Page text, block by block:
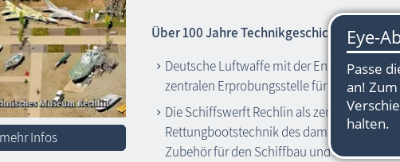
mehr Infos
Über 100 Jahre Technikgeschichte Rechlins
Deutsche Luftwaffe mit der Entwicklung
zentralen Erprobungsstelle für Flugzeuge
Die Schiffswerft Rechlin als zentrale
Rettungbootstechnik des damaligen
Zubehör für den Schiffbau und